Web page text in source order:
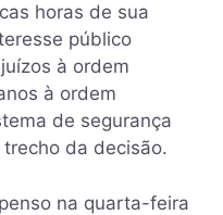
horas de sua
público
à ordem
à ordem
de segurança
trecho da decisão.
na quarta-feira